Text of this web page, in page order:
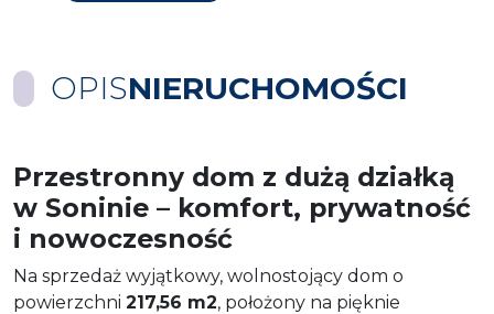
OPISNIERUCHOMOŚCI
Przestronny dom z dużą działką
w Soninie – komfort, prywatność
i nowoczesność
Na sprzedaż wyjątkowy, wolnostojący dom o
powierzchni 217,56 m2, położony na pięknie